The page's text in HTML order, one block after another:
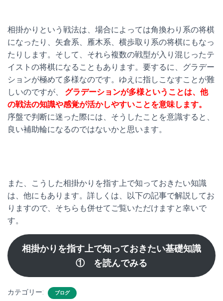
相掛かりという戦法は、場合によっては角換わり系の将棋
になったり、矢倉系、雁木系、横歩取り系の将棋にもなっ
たりします。そして、それら複数の戦型が入り混じったテ
イストの将棋になることもあります。要するに、グラデー
ションが極めて多様なのです。ゆえに指しこなすことが難
しいのですが、
グラデーションが多様ということは、他
の戦法の知識や感覚が活かしやすいことを意味します。
序盤で判断に迷った際には、そうしたことを意識すると、
良い補助輪になるのではないかと思います。
また、こうした相掛かりを指す上で知っておきたい知識
は、他にもあります。詳しくは、以下の記事で解説してお
りますので、そちらも併せてご覧いただけますと幸いで
す。
相掛かりを指す上で知っておきたい基礎知識
① を読んでみる
カテゴリー: ブログ